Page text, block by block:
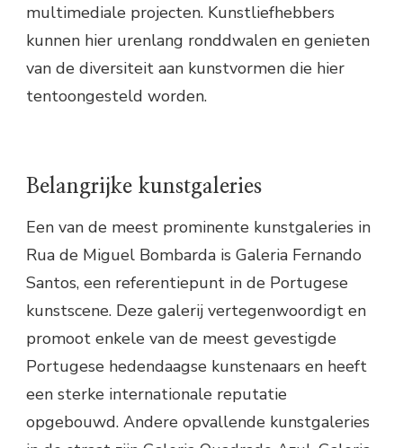
multimediale projecten. Kunstliefhebbers
kunnen hier urenlang ronddwalen en genieten
van de diversiteit aan kunstvormen die hier
tentoongesteld worden.
Belangrijke kunstgaleries
Een van de meest prominente kunstgaleries in
Rua de Miguel Bombarda is Galeria Fernando
Santos, een referentiepunt in de Portugese
kunstscene. Deze galerij vertegenwoordigt en
promoot enkele van de meest gevestigde
Portugese hedendaagse kunstenaars en heeft
een sterke internationale reputatie
opgebouwd. Andere opvallende kunstgaleries